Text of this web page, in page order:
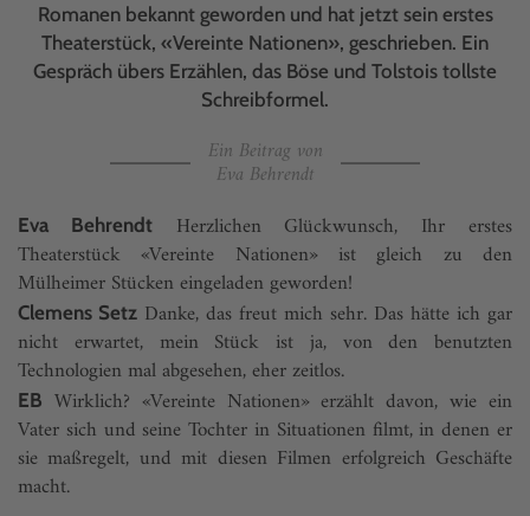
Romanen bekannt geworden und hat jetzt sein erstes
Theaterstück, «Vereinte Nationen», geschrieben. Ein
Gespräch übers Erzählen, das Böse und Tolstois tollste
Schreibformel.
Ein Beitrag von
Eva Behrendt
Eva BehrendtHerzlichen Glückwunsch, Ihr erstes
Theaterstück «Vereinte Nationen» ist gleich zu den
Mülheimer Stücken eingeladen geworden!
Clemens Setz Danke, das freut mich sehr. Das hätte ich gar
nicht erwar­tet, mein Stück ist ja, von den benutzten
Technologien mal abgesehen, eher zeitlos.
EB Wirklich? «Vereinte Nationen» erzählt davon, wie ein
Vater sich und seine Tochter in Situationen filmt, in denen er
sie maßregelt, und mit diesen Filmen erfolgreich Geschäfte
macht.